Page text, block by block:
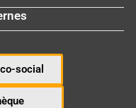
social